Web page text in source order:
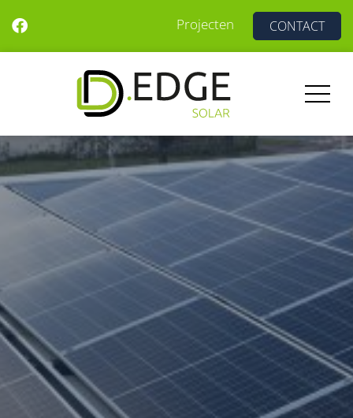
Projecten CONTACT